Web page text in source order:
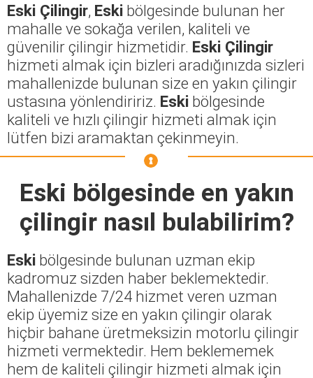
Eski Çilingir, Eski bölgesinde bulunan her
mahalle ve sokağa verilen, kaliteli ve
güvenilir çilingir hizmetidir. Eski Çilingir
hizmeti almak için bizleri aradığınızda sizleri
mahallenizde bulunan size en yakın çilingir
ustasına yönlendiririz. Eski bölgesinde
kaliteli ve hızlı çilingir hizmeti almak için
lütfen bizi aramaktan çekinmeyin.
Eski bölgesinde en yakın
çilingir nasıl bulabilirim?
Eski bölgesinde bulunan uzman ekip
kadromuz sizden haber beklemektedir.
Mahallenizde 7/24 hizmet veren uzman
ekip üyemiz size en yakın çilingir olarak
hiçbir bahane üretmeksizin motorlu çilingir
hizmeti vermektedir. Hem beklememek
hem de kaliteli çilingir hizmeti almak için